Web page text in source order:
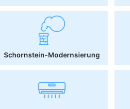
Schornstein-Modernsierung